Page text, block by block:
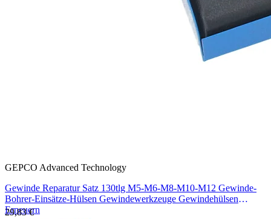
GEPCO Advanced Technology
Gewinde Reparatur Satz 130tlg M5-M6-M8-M10-M12 Gewinde-
Bohrer-Einsätze-Hülsen Gewindewerkzeuge Gewindehülsen
Erneuern
29,83 €